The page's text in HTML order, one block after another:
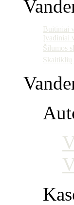
Buitiniai
Įvadiniai
Šilumos
Skaitiklių